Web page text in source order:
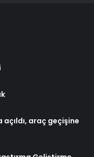
araç geçişine